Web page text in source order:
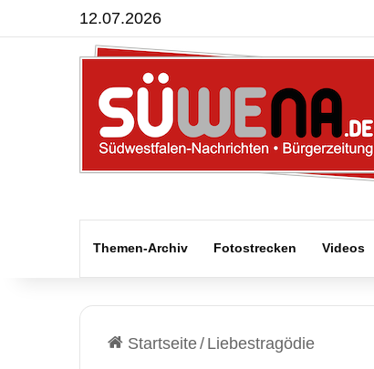
12.07.2026
Themen-Archiv Fotostrecken Videos
Startseite/ Liebestragödie